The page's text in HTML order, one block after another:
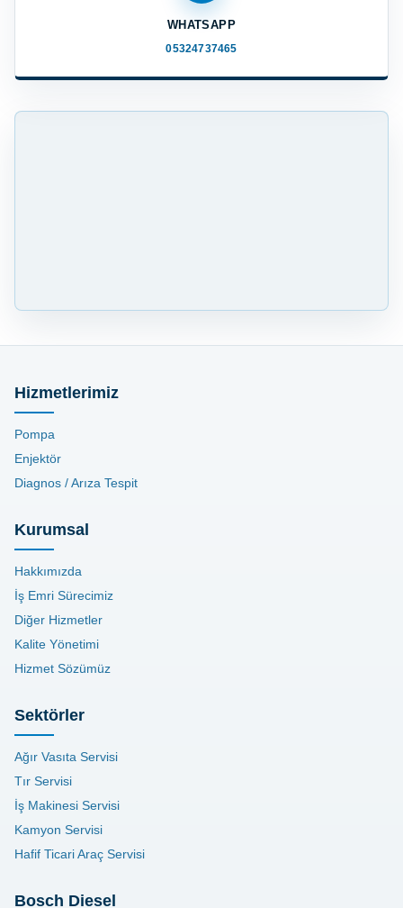
WHATSAPP
05324737465
Hizmetlerimiz
Pompa
Enjektör
Diagnos / Arıza Tespit
Kurumsal
Hakkımızda
İş Emri Sürecimiz
Diğer Hizmetler
Kalite Yönetimi
Hizmet Sözümüz
Sektörler
Ağır Vasıta Servisi
Tır Servisi
İş Makinesi Servisi
Kamyon Servisi
Hafif Ticari Araç Servisi
Bosch Diesel